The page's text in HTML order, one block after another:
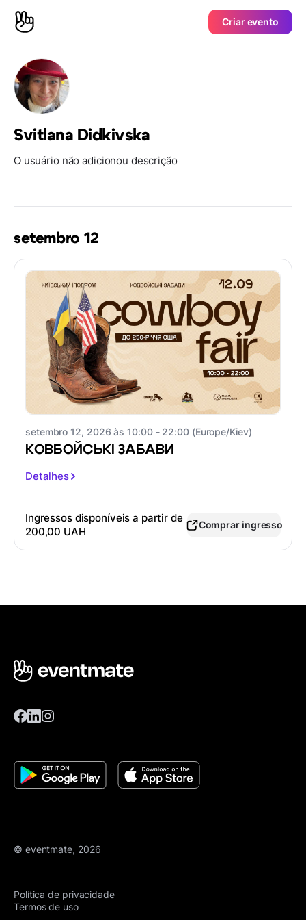
Criar evento
Svitlana Didkivska
O usuário não adicionou descrição
setembro 12
setembro 12, 2026 às 10:00 - 22:00 (Europe/Kiev)
КОВБОЙСЬКІ ЗАБАВИ
Detalhes
Ingressos disponíveis a partir de
200,00 UAH
Comprar ingresso
© eventmate, 2026
Política de privacidade
Termos de uso